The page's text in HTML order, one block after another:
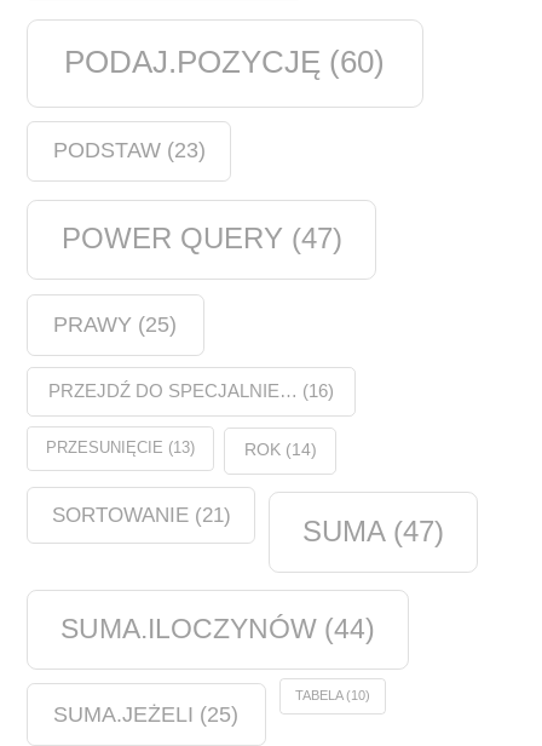
PODAJ.POZYCJĘ (60)
PODSTAW(23)
POWER QUERY (47)
PRAWY (25)
PRZEJDŹ DO SPECJALNIE… (16)
PRZESUNIĘCIE (13) ROK(14)
SORTOWANIE(21) SUMA(47)
SUMA.ILOCZYNÓW (44)
SUMA.JEŻELI (25)
TABELA(10)